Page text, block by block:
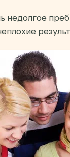
недолгое